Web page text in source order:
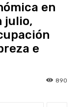
en
julio,
e
890